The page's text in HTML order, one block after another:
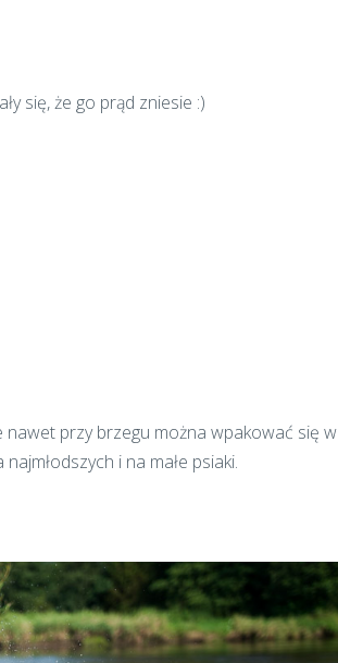
się, że go prąd zniesie :)
nawet przy brzegu można wpakować się w
i na małe psiaki.